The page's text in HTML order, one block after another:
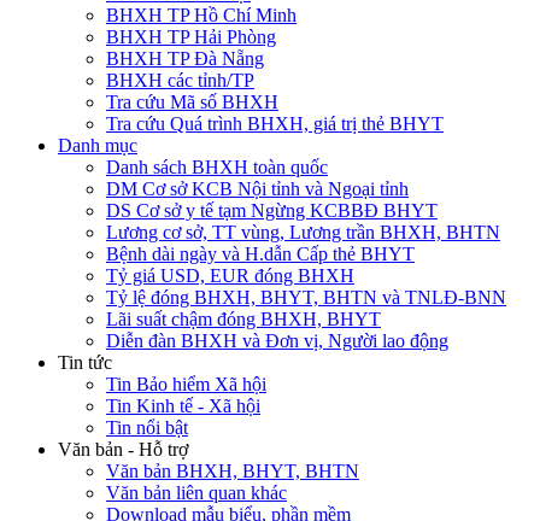
BHXH TP Hồ Chí Minh
BHXH TP Hải Phòng
BHXH TP Đà Nẵng
BHXH các tỉnh/TP
Tra cứu Mã số BHXH
Tra cứu Quá trình BHXH, giá trị thẻ BHYT
Danh mục
Danh sách BHXH toàn quốc
DM Cơ sở KCB Nội tỉnh và Ngoại tỉnh
DS Cơ sở y tế tạm Ngừng KCBBĐ BHYT
Lương cơ sở, TT vùng, Lương trần BHXH, BHTN
Bệnh dài ngày và H.dẫn Cấp thẻ BHYT
Tỷ giá USD, EUR đóng BHXH
Tỷ lệ đóng BHXH, BHYT, BHTN và TNLĐ-BNN
Lãi suất chậm đóng BHXH, BHYT
Diễn đàn BHXH và Đơn vị, Người lao động
Tin tức
Tin Bảo hiểm Xã hội
Tin Kinh tế - Xã hội
Tin nổi bật
Văn bản - Hỗ trợ
Văn bản BHXH, BHYT, BHTN
Văn bản liên quan khác
Download mẫu biểu, phần mềm